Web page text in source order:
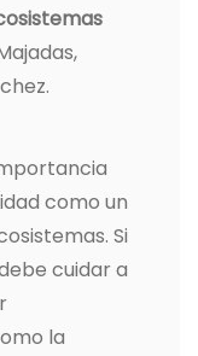
como un
Si
cuidar a
la